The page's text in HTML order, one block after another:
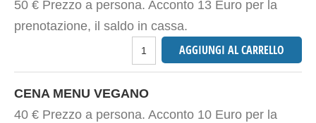
50 € Prezzo a persona. Acconto 13 Euro per la
prenotazione, il saldo in cassa.
CENA MENU VEGANO
40 € Prezzo a persona. Acconto 10 Euro per la